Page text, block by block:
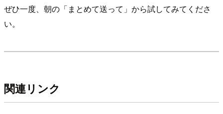
ぜひ一度、朝の「まとめて送って」から試してみてくださ
い。
関連リンク